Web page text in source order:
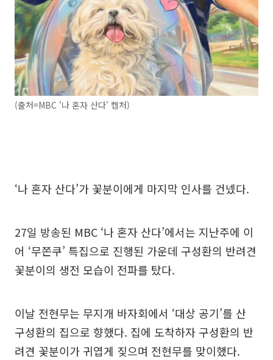
(출처=MBC '나 혼자 산다' 캡처)
‘나 혼자 산다’가 꽃분이에게 마지막 인사를 건넸다.
27일 방송된 MBC ‘나 혼자 산다’에서는 지난주에 이
어 ‘무쫀쿠’ 특집으로 진행된 가운데 구성환의 반려견
꽃분이의 생전 모습이 전파를 탔다.
이날 전현무는 무지개 바자회에서 ‘대상 공기’를 산
구성환의 집으로 향했다. 집에 도착하자 구성환의 반
려견 꽃분이가 귀엽게 짖으며 전현무를 맞이했다.